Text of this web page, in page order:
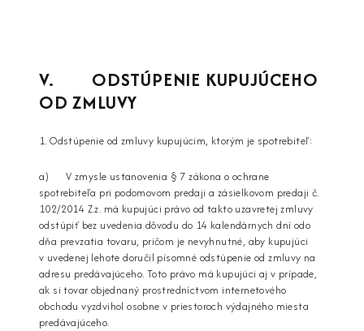
V. ODSTÚPENIE KUPUJÚCEHO
OD ZMLUVY
1. Odstúpenie od zmluvy kupujúcim, ktorým je spotrebiteľ:
a) V zmysle ustanovenia § 7 zákona o ochrane
spotrebiteľa pri podomovom predaji a zásielkovom predaji č.
102/2014 Z.z. má kupujúci právo od takto uzavretej zmluvy
odstúpiť bez uvedenia dôvodu do 14 kalendárnych dní odo
dňa prevzatia tovaru, pričom je nevyhnutné, aby kupujúci
v uvedenej lehote doručil písomné odstúpenie od zmluvy na
adresu predávajúceho. Toto právo má kupujúci aj v prípade,
ak si tovar objednaný prostredníctvom internetového
obchodu vyzdvihol osobne v priestoroch výdajného miesta
predávajúceho.